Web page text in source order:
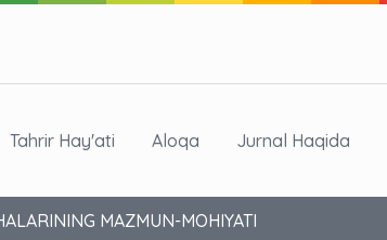
Tahrir Hay'ati Aloqa Jurnal Haqida
MAZMUN-MOHIYATI